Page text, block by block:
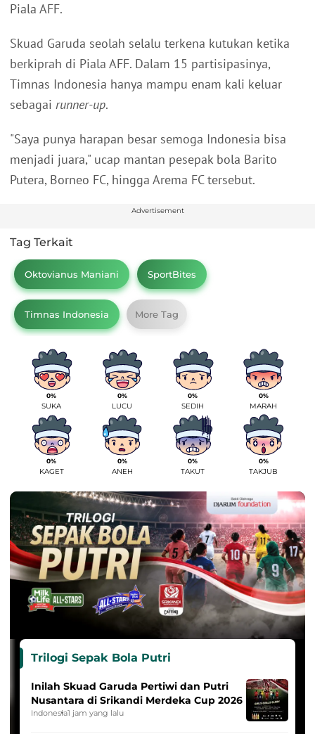
Piala AFF.
Skuad Garuda seolah selalu terkena kutukan ketika
berkiprah di Piala AFF. Dalam 15 partisipasinya,
Timnas Indonesia hanya mampu enam kali keluar
sebagai runner-up.
"Saya punya harapan besar semoga Indonesia bisa
menjadi juara," ucap mantan pesepak bola Barito
Putera, Borneo FC, hingga Arema FC tersebut.
Advertisement
Tag Terkait
Oktovianus Maniani SportBites
Timnas Indonesia More Tag
0%
SUKA
0%
LUCU
0%
SEDIH
0%
MARAH
0%
KAGET
0%
ANEH
0%
TAKUT
0%
TAKJUB
Trilogi Sepak Bola Putri
Inilah Skuad Garuda Pertiwi dan Putri
Nusantara di Srikandi Merdeka Cup 2026
Indonesia1 jam yang lalu